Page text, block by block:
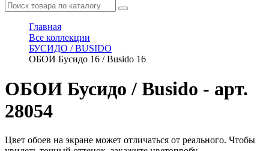
Главная
Все коллекции
БУСИДО / BUSIDO
ОБОИ Бусидо 16 / Busido 16
ОБОИ Бусидо / Busido - арт.
28054
Цвет обоев на экране может отличаться от реального. Чтобы